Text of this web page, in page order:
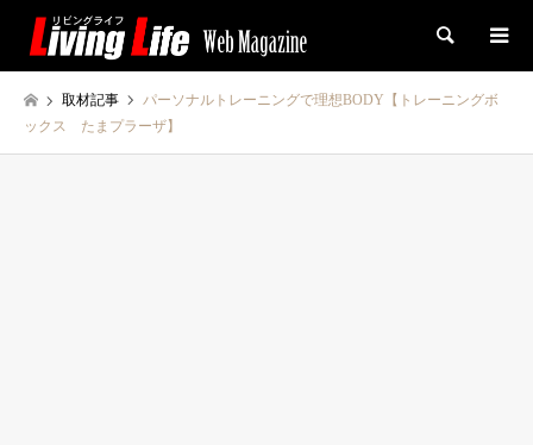
検索
取材記事
パーソナルトレーニングで理想BODY【トレーニングボ
ックス たまプラーザ】